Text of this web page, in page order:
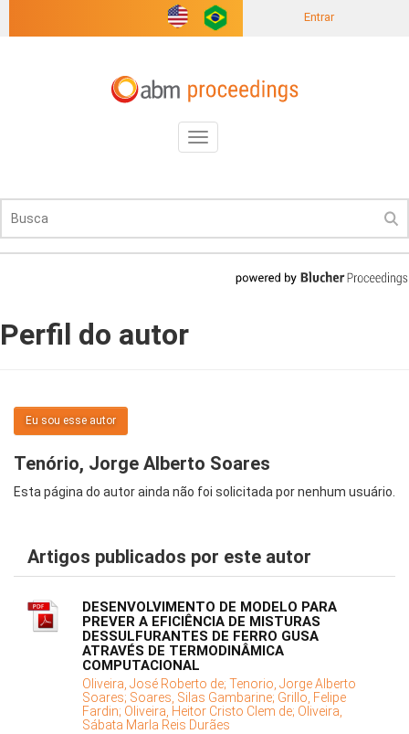
Entrar
Toggle
navigation
Perfil do autor
Eu sou esse autor
Tenório, Jorge Alberto Soares
Esta página do autor ainda não foi solicitada por nenhum usuário.
Artigos publicados por este autor
DESENVOLVIMENTO DE MODELO PARA
PREVER A EFICIÊNCIA DE MISTURAS
DESSULFURANTES DE FERRO GUSA
ATRAVÉS DE TERMODINÂMICA
COMPUTACIONAL
Oliveira, José Roberto de; Tenorio, Jorge Alberto
Soares; Soares, Silas Gambarine; Grillo, Felipe
Fardin; Oliveira, Heitor Cristo Clem de; Oliveira,
Sábata Marla Reis Durães